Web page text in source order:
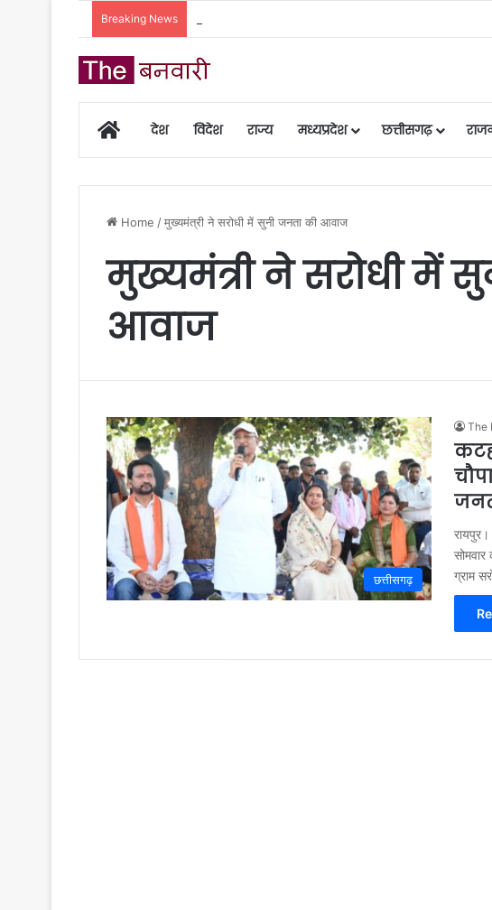
Breaking News
Homeदेश विदेश राज्य मध्यप्रदेश छत्तीसगढ़
Home /मुख्यमंत्री ने सरोधी में सुनी जनता की आवाज
मुख्यमंत्री ने सरोधी में
आवाज
छत्तीसगढ़
The
ग्राम